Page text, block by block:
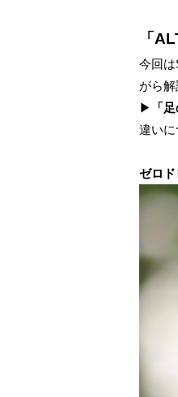
「
今回は
がら解
▶
「
違いに
ゼロド